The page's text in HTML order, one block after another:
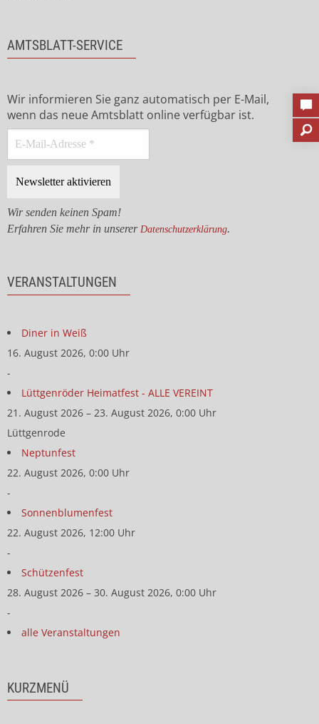
AMTSBLATT-SERVICE
Wir informieren Sie ganz automatisch per E-Mail,
wenn das neue Amtsblatt online verfügbar ist.
Wir senden keinen Spam!
Erfahren Sie mehr in unserer Datenschutzerklärung.
VERANSTALTUNGEN
Diner in Weiß
16. August 2026, 0:00 Uhr
-
Lüttgenröder Heimatfest - ALLE VEREINT
21. August 2026 – 23. August 2026, 0:00 Uhr
Lüttgenrode
Neptunfest
22. August 2026, 0:00 Uhr
-
Sonnenblumenfest
22. August 2026, 12:00 Uhr
-
Schützenfest
28. August 2026 – 30. August 2026, 0:00 Uhr
-
alle Veranstaltungen
KURZMENÜ